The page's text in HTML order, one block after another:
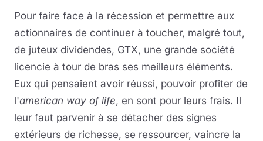
Pour faire face à la récession et permettre aux
actionnaires de continuer à toucher, malgré tout,
de juteux dividendes, GTX, une grande société
licencie à tour de bras ses meilleurs éléments.
Eux qui pensaient avoir réussi, pouvoir profiter de
l'american way of life, en sont pour leurs frais. Il
leur faut parvenir à se détacher des signes
extérieurs de richesse, se ressourcer, vaincre la